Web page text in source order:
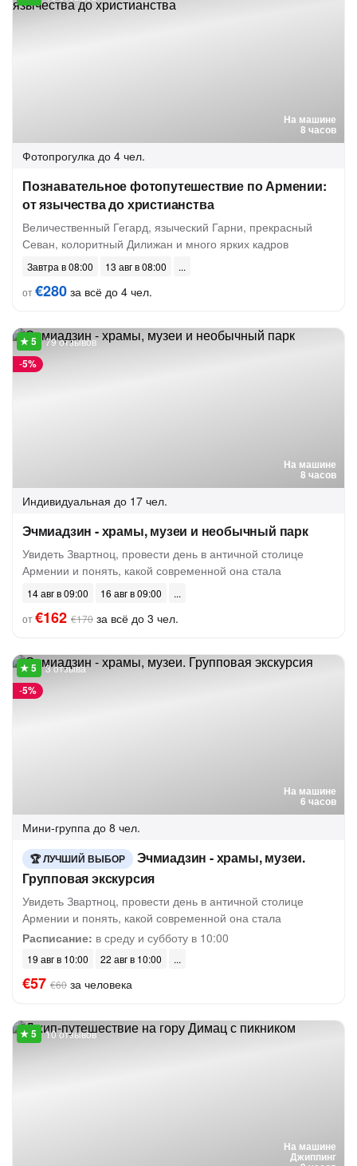
На машине
8 часов
Фотопрогулка до 4 чел.
Познавательное фотопутешествие по Армении:
от язычества до христианства
Величественный Гегард, языческий Гарни, прекрасный
Севан, колоритный Дилижан и много ярких кадров
Завтра в 08:00
13 авг в 08:00
от€280 за всё до 4 чел.
На машине
8 часов
-5%
79 отзывов
Индивидуальная до 17 чел.
Эчмиадзин - храмы, музеи и необычный парк
Увидеть Звартноц, провести день в античной столице
Армении и понять, какой современной она стала
14 авг в 09:00
16 авг в 09:00
от€162 €170 за всё до 3 чел.
На машине
6 часов
-5%
3 отзыва
Мини-группа до 8 чел.
ЛУЧШИЙ ВЫБОР
Эчмиадзин - храмы, музеи.
Групповая экскурсия
Увидеть Звартноц, провести день в античной столице
Армении и понять, какой современной она стала
Расписание: в среду и субботу в 10:00
19 авг в 10:00 22 авг в 10:00
€57 €60 за человека
На машине
Джиппинг
10 отзывов